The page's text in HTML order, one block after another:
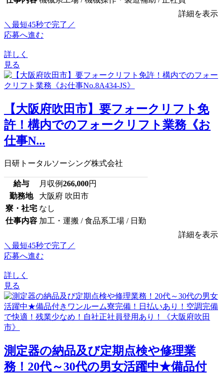
詳細を表示
＼最短45秒で完了／
応募へ進む
詳しく
見る
【大阪府吹田市】要フォークリフト免
許！構内でのフォークリフト業務《お
仕事N...
日研トータルソーシング株式会社
給与 月収例266,000円
勤務地
大阪府 吹田市
寮・社宅 なし
仕事内容 加工・運搬 / 食品系工場 / 日勤
詳細を表示
＼最短45秒で完了／
応募へ進む
詳しく
見る
測定器の納品及び定期点検や修理業
務！20代～30代の男女活躍中★備品付